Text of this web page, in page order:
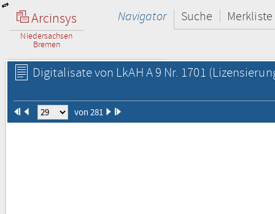
Arcinsys
Niedersachsen
Bremen
Navigator Suche Merkliste
Digitalisate von LkAH A 9 Nr. 1701
von 281